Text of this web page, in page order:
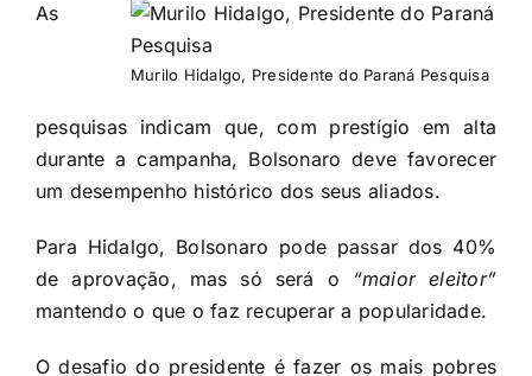
Murilo Hidalgo, Presidente do Paraná Pesquisa
As
pesquisas indicam que, com prestígio em alta
durante a campanha, Bolsonaro deve favorecer
um desempenho histórico dos seus aliados.
Para Hidalgo, Bolsonaro pode passar dos 40%
de aprovação, mas só será o
“maior eleitor”
mantendo o que o faz recuperar a popularidade.
O desafio do presidente é fazer os mais pobres